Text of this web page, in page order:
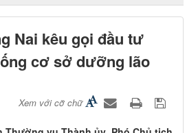
Nai kêu gọi đầu tư
cơ sở dưỡng lão
Xem với cỡ chữ